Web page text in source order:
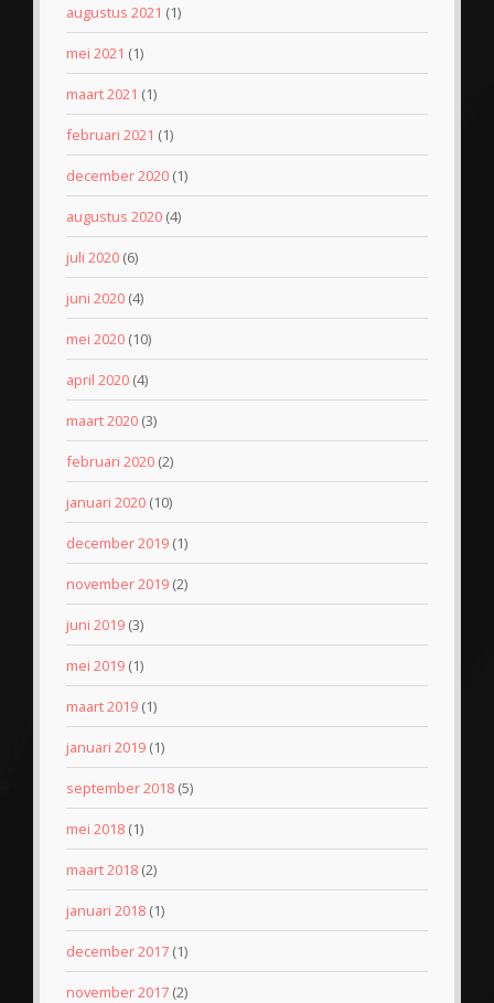
augustus 2021 (1)
mei 2021 (1)
maart 2021 (1)
februari 2021 (1)
december 2020 (1)
augustus 2020 (4)
juli 2020 (6)
juni 2020 (4)
mei 2020 (10)
april 2020 (4)
maart 2020 (3)
februari 2020 (2)
januari 2020 (10)
december 2019 (1)
november 2019 (2)
juni 2019 (3)
mei 2019 (1)
maart 2019 (1)
januari 2019 (1)
september 2018 (5)
mei 2018 (1)
maart 2018 (2)
januari 2018 (1)
december 2017 (1)
november 2017 (2)